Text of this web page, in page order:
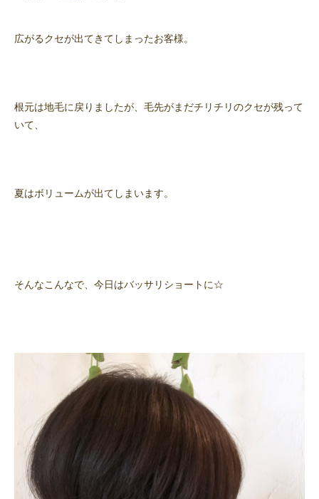
広がるクセが出てきてしまったお客様。
根元は地毛に戻りましたが、毛先がまだチリチリのクセが残って
いて、
夏はボリュームが出てしまいます。
そんなこんなで、今日はバッサリショートに☆